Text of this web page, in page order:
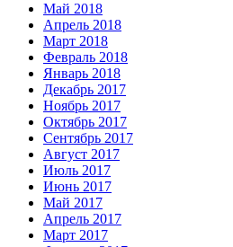
Май 2018
Апрель 2018
Март 2018
Февраль 2018
Январь 2018
Декабрь 2017
Ноябрь 2017
Октябрь 2017
Сентябрь 2017
Август 2017
Июль 2017
Июнь 2017
Май 2017
Апрель 2017
Март 2017